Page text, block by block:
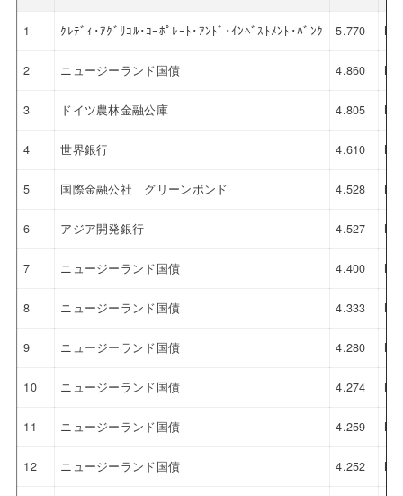
1 ｸﾚﾃﾞｨ･ｱｸﾞﾘｺﾙ･ｺｰﾎﾟﾚｰﾄ･ｱﾝﾄﾞ･ｲﾝﾍﾞｽﾄﾒﾝﾄ･ﾊﾞﾝｸ 5.770
2 ニュージーランド国債 4.860
3 ドイツ農林金融公庫 4.805
4 世界銀行 4.610
5 国際金融公社 グリーンボンド 4.528
6 アジア開発銀行 4.527
7 ニュージーランド国債 4.400
8 ニュージーランド国債 4.333
9 ニュージーランド国債 4.280
10 ニュージーランド国債 4.274
11 ニュージーランド国債 4.259
12 ニュージーランド国債 4.252